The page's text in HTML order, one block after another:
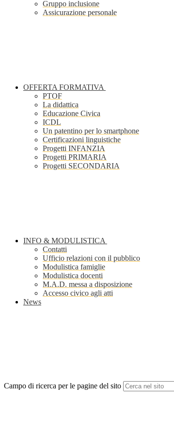
Gruppo inclusione
Assicurazione personale
OFFERTA FORMATIVA
PTOF
La didattica
Educazione Civica
ICDL
Un patentino per lo smartphone
Certificazioni linguistiche
Progetti INFANZIA
Progetti PRIMARIA
Progetti SECONDARIA
INFO & MODULISTICA
Contatti
Ufficio relazioni con il pubblico
Modulistica famiglie
Modulistica docenti
M.A.D. messa a disposizione
Accesso civico agli atti
News
Campo di ricerca per le pagine del sito